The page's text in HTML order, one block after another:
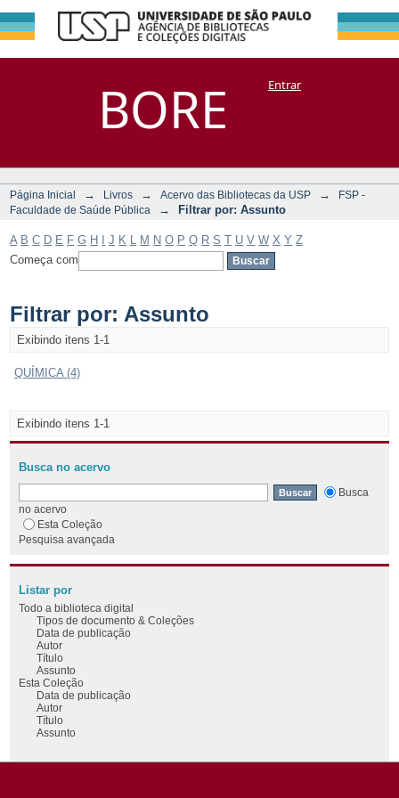
BORE
Filtrar por:
Assunto
DSpace/Manakin + CoriscoEntrar
Página Inicial → Livros → Acervo das Bibliotecas da USP →
FSP -
Faculdade de Saúde Pública
→ Filtrar por: Assunto
A B C D E F G H J K M N O P Q R S T U V W X Y Z
Começa com
Filtrar por: Assunto
Exibindo itens 1-1
QUÍMICA (4)
Exibindo itens 1-1
Busca no acervo
Busca
no acervo
Esta Coleção
Pesquisa avançada
Listar por
Todo a biblioteca digital
Tipos de documento & Coleções
Data de publicação
Autor
Título
Assunto
Esta Coleção
Data de publicação
Autor
Título
Assunto